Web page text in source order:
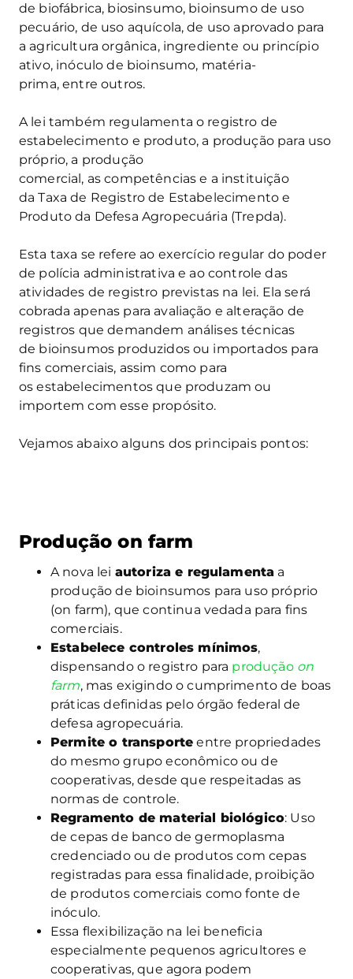
de biofábrica, biosinsumo, bioinsumo de uso
pecuário, de uso aquícola, de uso aprovado para
a agricultura orgânica, ingrediente ou princípio
ativo, inóculo de bioinsumo, matéria-
prima, entre outros.
A lei também regulamenta o registro de
estabelecimento e produto, a produção para uso
próprio, a produção
comercial, as competências e a instituição
da Taxa de Registro de Estabelecimento e
Produto da Defesa Agropecuária (Trepda).
Esta taxa se refere ao exercício regular do poder
de polícia administrativa e ao controle das
atividades de registro previstas na lei. Ela será
cobrada apenas para avaliação e alteração de
registros que demandem análises técnicas
de bioinsumos produzidos ou importados para
fins comerciais, assim como para
os estabelecimentos que produzam ou
importem com esse propósito.
Vejamos abaixo alguns dos principais pontos:
Produção on farm
A nova lei autoriza e regulamenta a
produção de bioinsumos para uso próprio
(on farm), que continua vedada para fins
comerciais.
Estabelece controles mínimos,
dispensando o registro para produção on
farm, mas exigindo o cumprimento de boas
práticas definidas pelo órgão federal de
defesa agropecuária.
Permite o transporte entre propriedades
do mesmo grupo econômico ou de
cooperativas, desde que respeitadas as
normas de controle.
Regramento de material biológico: Uso
de cepas de banco de germoplasma
credenciado ou de produtos com cepas
registradas para essa finalidade, proibição
de produtos comerciais como fonte de
inóculo.
Essa flexibilização na lei beneficia
especialmente pequenos agricultores e
cooperativas, que agora podem